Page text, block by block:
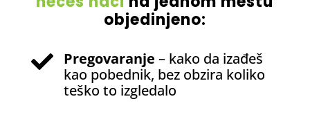
objedinjeno:
 Pregovaranje – kako da izađeš
kao pobednik, bez obzira koliko
teško to izgledalo